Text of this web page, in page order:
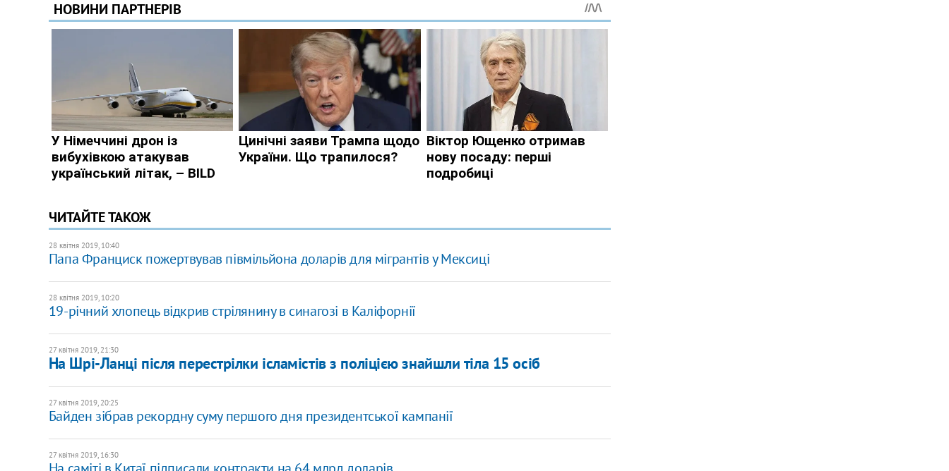
ЧИТАЙТЕ ТАКОЖ
28 квітня 2019, 10:40
Папа Франциск пожертвував півмільйона доларів для мігрантів у Мексиці
28 квітня 2019, 10:20
19-річний хлопець відкрив стрілянину в синагозі в Каліфорнії
27 квітня 2019, 21:30
На Шрі-Ланці після перестрілки ісламістів з поліцією знайшли тіла 15 осіб
27 квітня 2019, 20:25
Байден зібрав рекордну суму першого дня президентської кампанії
27 квітня 2019, 16:30